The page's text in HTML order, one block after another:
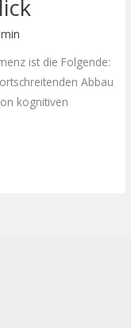
ist die Folgende:
Abbau
kognitiven